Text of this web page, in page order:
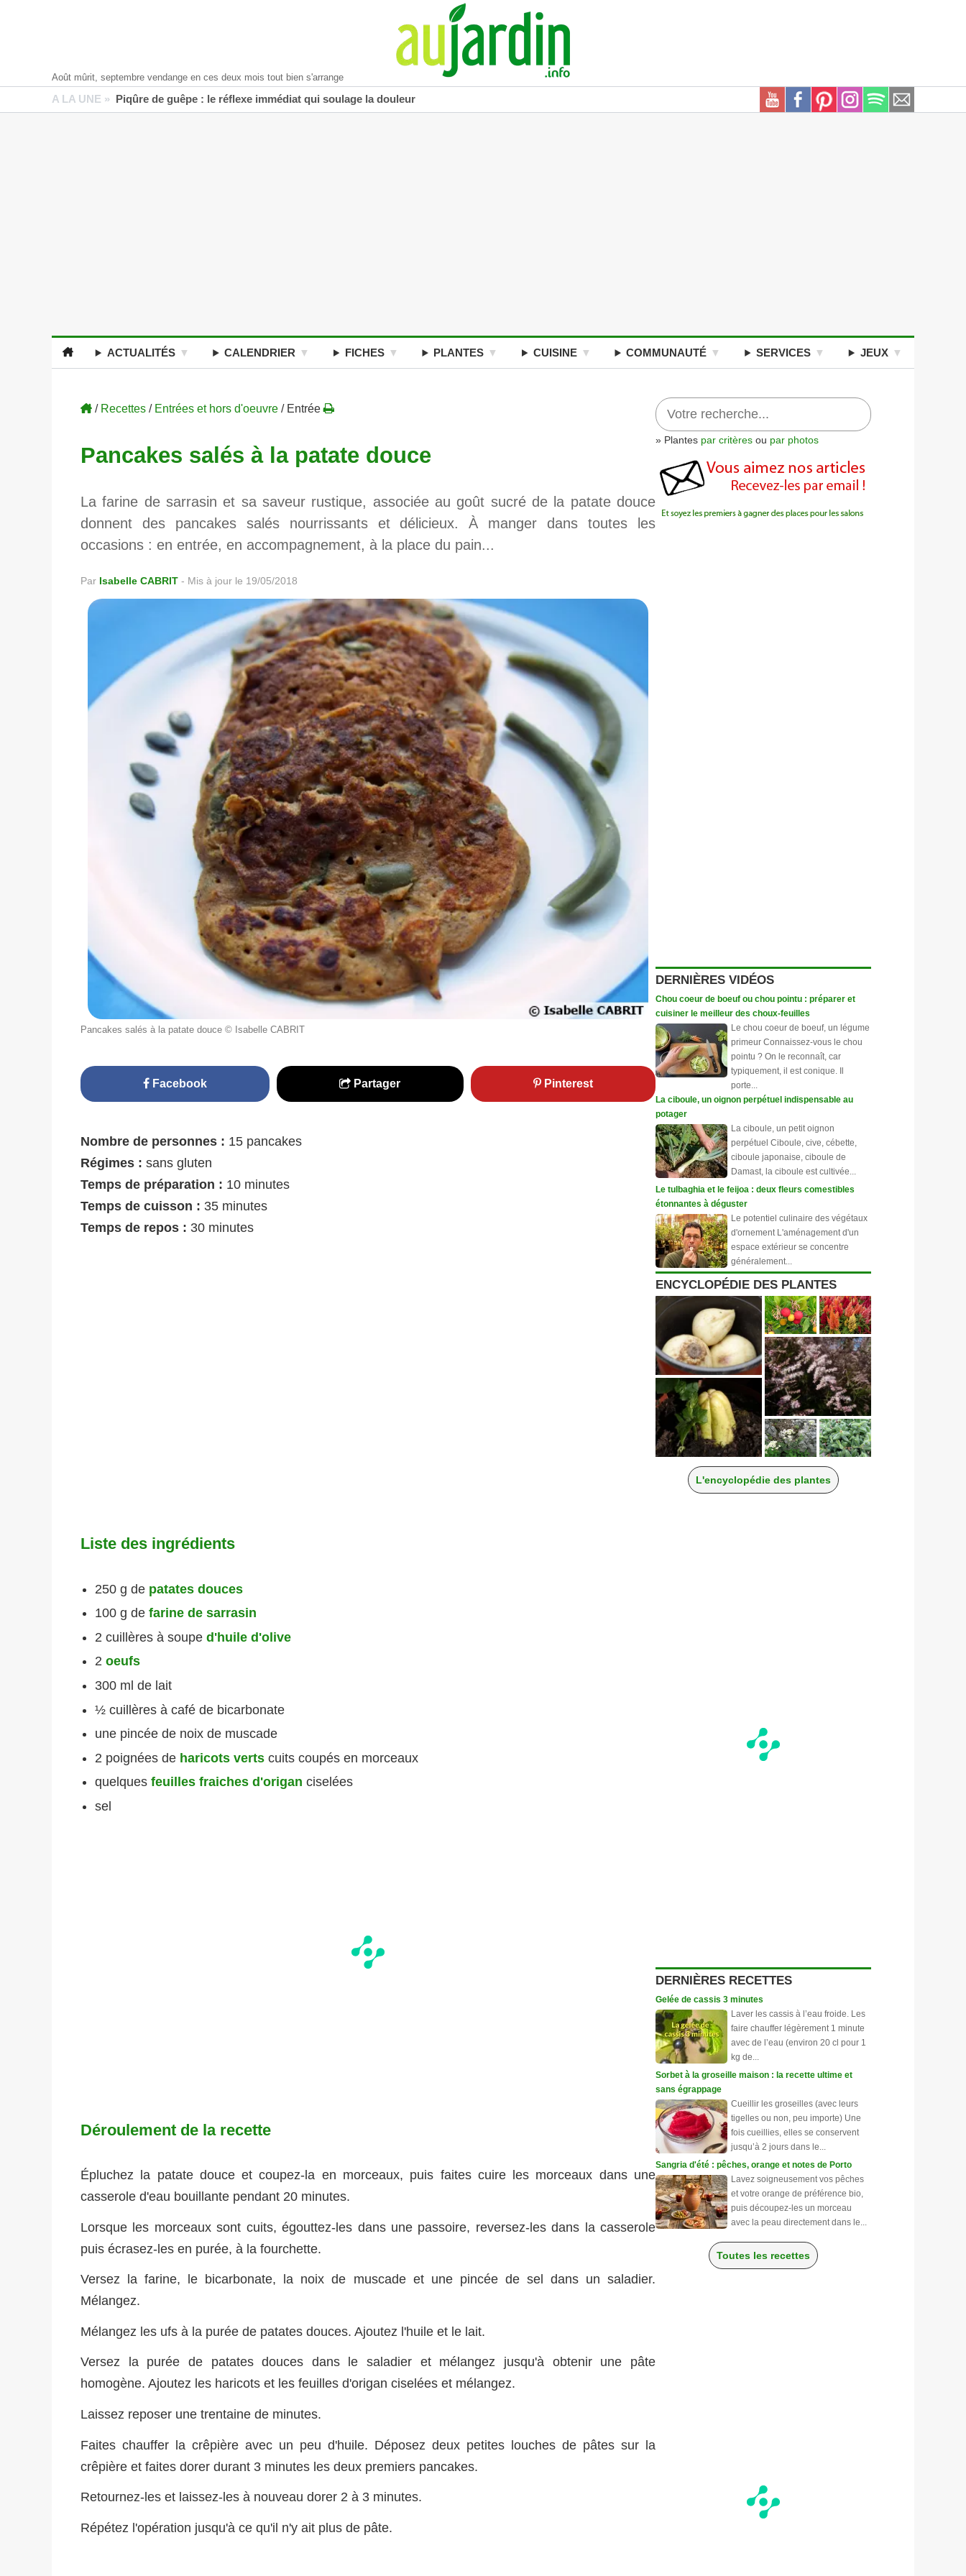
Août mûrit, septembre vendange en ces deux mois tout bien s'arrange
A LA UNE » Piqûre de guêpe : le réflexe immédiat qui soulage la douleur
ACTUALITÉS CALENDRIER FICHES PLANTES CUISINE COMMUNAUTÉ SERVICES JEUX
/ Recettes / Entrées et hors d'oeuvre / Entrée
Pancakes salés à la patate douce
La farine de sarrasin et sa saveur rustique, associée au goût sucré de la patate douce
donnent des pancakes salés nourrissants et délicieux. À manger dans toutes les
occasions : en entrée, en accompagnement, à la place du pain...
Par Isabelle CABRIT - Mis à jour le 19/05/2018
Pancakes salés à la patate douce © Isabelle CABRIT
Facebook Partager Pinterest
Nombre de personnes : 15 pancakes
Régimes : sans gluten
Temps de préparation : 10 minutes
Temps de cuisson : 35 minutes
Temps de repos : 30 minutes
Liste des ingrédients
250 g de patates douces
100 g de farine de sarrasin
2 cuillères à soupe d'huile d'olive
2 oeufs
300 ml de lait
½ cuillères à café de bicarbonate
une pincée de noix de muscade
2 poignées de haricots vertscuits coupés en morceaux
quelques feuilles fraiches d'origan ciselées
sel
Déroulement de la recette
Épluchez la patate douce et coupez-la en morceaux, puis faites cuire les morceaux dans une
casserole d'eau bouillante pendant 20 minutes.
Lorsque les morceaux sont cuits, égouttez-les dans une passoire, reversez-les dans la casserole
puis écrasez-les en purée, à la fourchette.
Versez la farine, le bicarbonate, la noix de muscade et une pincée de sel dans un saladier.
Mélangez.
Mélangez les ufs à la purée de patates douces. Ajoutez l'huile et le lait.
Versez la purée de patates douces dans le saladier et mélangez jusqu'à obtenir une pâte
homogène. Ajoutez les haricots et les feuilles d'origan ciselées et mélangez.
Laissez reposer une trentaine de minutes.
Faites chauffer la crêpière avec un peu d'huile. Déposez deux petites louches de pâtes sur la
crêpière et faites dorer durant 3 minutes les deux premiers pancakes.
Retournez-les et laissez-les à nouveau dorer 2 à 3 minutes.
Répétez l'opération jusqu'à ce qu'il n'y ait plus de pâte.
» Plantes par critères ou par photos
DERNIÈRES VIDÉOS
Chou coeur de boeuf ou chou pointu : préparer et
cuisiner le meilleur des choux-feuilles
Le chou coeur de boeuf, un légume
primeur Connaissez-vous le chou
pointu ? On le reconnaît, car
typiquement, il est conique. Il
porte...
La ciboule, un oignon perpétuel indispensable au
potager
La ciboule, un petit oignon
perpétuel Ciboule, cive, cébette,
ciboule japonaise, ciboule de
Damast, la ciboule est cultivée...
Le tulbaghia et le feijoa : deux fleurs comestibles
étonnantes à déguster
Le potentiel culinaire des végétaux
d'ornement L'aménagement d'un
espace extérieur se concentre
généralement...
ENCYCLOPÉDIE DES PLANTES
L'encyclopédie des plantes
DERNIÈRES RECETTES
Gelée de cassis 3 minutes
Laver les cassis à l’eau froide. Les
faire chauffer légèrement 1 minute
avec de l’eau (environ 20 cl pour 1
kg de...
Sorbet à la groseille maison : la recette ultime et
sans égrappage
Cueillir les groseilles (avec leurs
tigelles ou non, peu importe) Une
fois cueillies, elles se conservent
jusqu’à 2 jours dans le...
Sangria d'été : pêches, orange et notes de Porto
Lavez soigneusement vos pêches
et votre orange de préférence bio,
puis découpez-les un morceau
avec la peau directement dans le...
Toutes les recettes